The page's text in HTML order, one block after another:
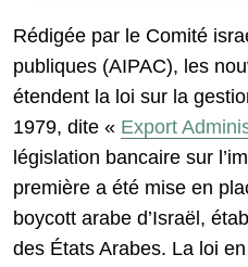
Rédigée par le Comité
publiques (AIPAC), les
étendent la loi sur la
1979, dite « Export
législation bancaire sur
première a été mise en
boycott arabe d’Israël,
des États Arabes. La loi